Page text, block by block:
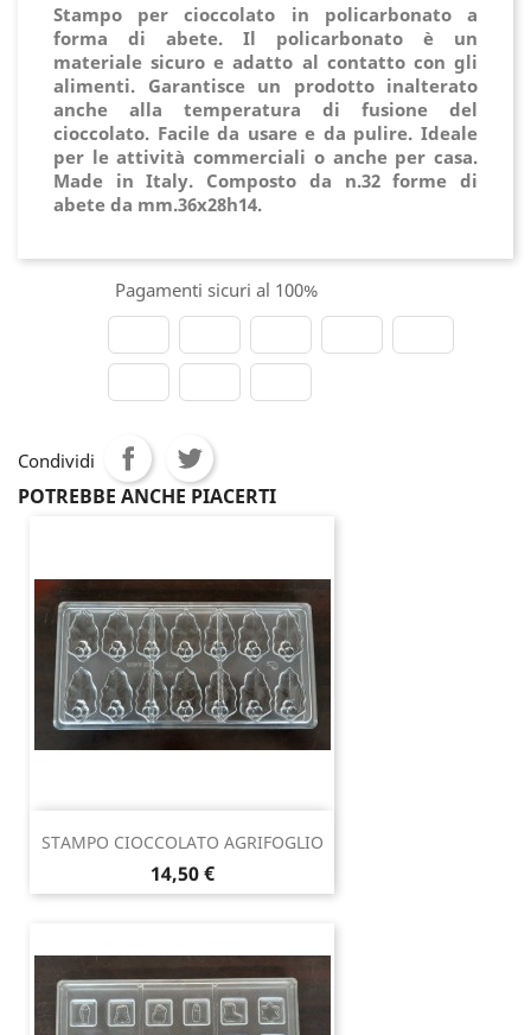
Stampo per cioccolato in policarbonato a
forma di abete. Il policarbonato è un
materiale sicuro e adatto al contatto con gli
alimenti. Garantisce un prodotto inalterato
anche alla temperatura di fusione del
cioccolato. Facile da usare e da pulire. Ideale
per le attività commerciali o anche per casa.
Made in Italy. Composto da n.32 forme di
abete da mm.36x28h14.
Pagamenti sicuri al 100%
Condividi
POTREBBE ANCHE PIACERTI
STAMPO CIOCCOLATO AGRIFOGLIO
Prezzo
14,50 €